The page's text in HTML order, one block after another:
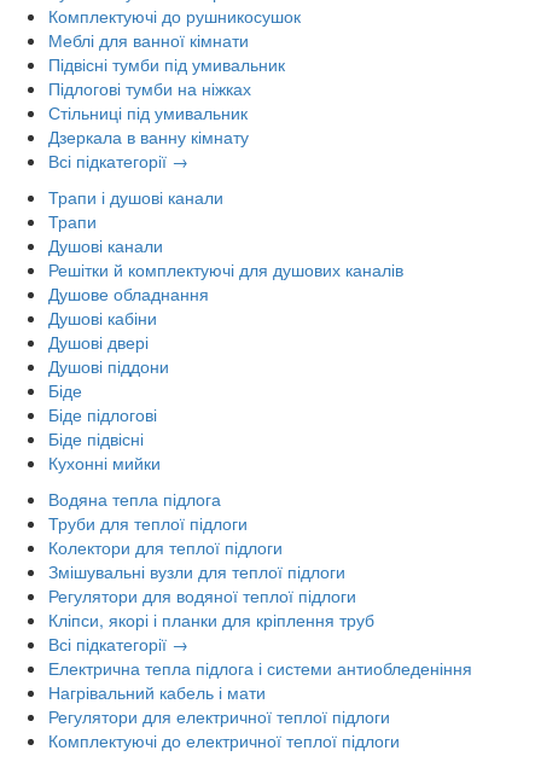
Комплектуючі до рушникосушок
Меблі для ванної кімнати
Підвісні тумби під умивальник
Підлогові тумби на ніжках
Стільниці під умивальник
Дзеркала в ванну кімнату
Всі підкатегорії →
Трапи і душові канали
Трапи
Душові канали
Решітки й комплектуючі для душових каналів
Душове обладнання
Душові кабіни
Душові двері
Душові піддони
Біде
Біде підлогові
Біде підвісні
Кухонні мийки
Водяна тепла підлога
Труби для теплої підлоги
Колектори для теплої підлоги
Змішувальні вузли для теплої підлоги
Регулятори для водяної теплої підлоги
Кліпси, якорі і планки для кріплення труб
Всі підкатегорії →
Електрична тепла підлога і системи антиобледеніння
Нагрівальний кабель і мати
Регулятори для електричної теплої підлоги
Комплектуючі до електричної теплої підлоги